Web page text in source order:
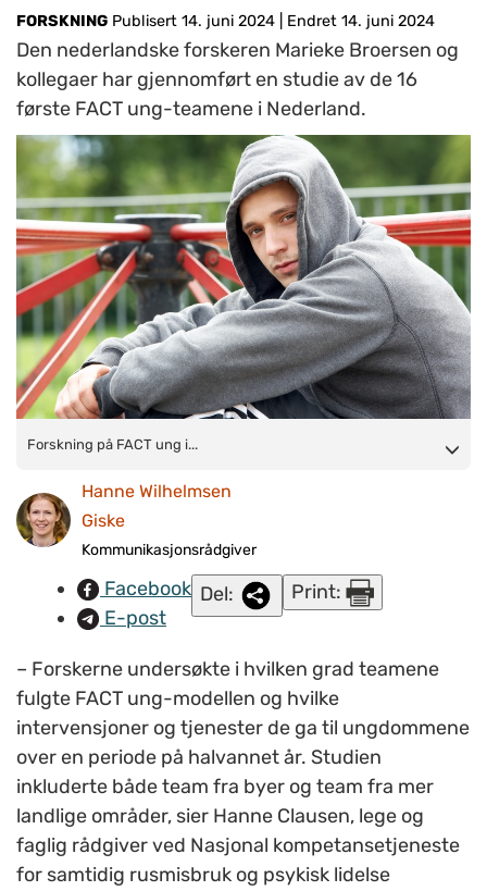
FORSKNING Publisert 14. juni 2024 Endret 14. juni 2024
Den nederlandske forskeren Marieke Broersen og
kollegaer har gjennomført en studie av de 16
første FACT ung-teamene i Nederland.
Forskning på FACT ung i Nederland:
(Illustrasjonsfoto:
Colourbox.com
Forskning på FACT ung i...
Hanne Wilhelmsen
Giske
Kommunikasjonsrådgiver
Facebook
E-post
Del: Print:
– Forskerne undersøkte i hvilken grad teamene
fulgte FACT ung-modellen og hvilke
intervensjoner og tjenester de ga til ungdommene
over en periode på halvannet år. Studien
inkluderte både team fra byer og team fra mer
landlige områder, sier Hanne Clausen, lege og
faglig rådgiver ved Nasjonal kompetansetjeneste
for samtidig rusmisbruk og psykisk lidelse